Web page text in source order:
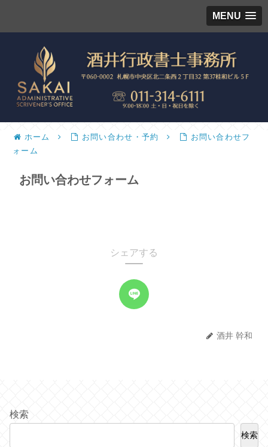
MENU
ホーム お問い合わせ・予約
お問い合わせフ
ォーム
お問い合わせフォーム
シェアする
酒井 幹和
検索
検索